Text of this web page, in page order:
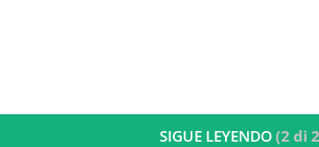
SIGUE LEYENDO(2 di